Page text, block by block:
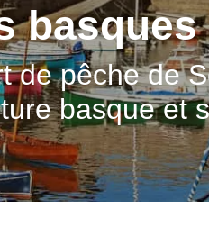
de pêche de
basque et